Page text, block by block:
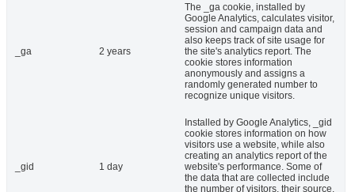
_ga 2 years
The _ga cookie, installed by
Google Analytics, calculates visitor,
session and campaign data and
also keeps track of site usage for
the site's analytics report. The
cookie stores information
anonymously and assigns a
randomly generated number to
recognize unique visitors.
_gid 1 day
Installed by Google Analytics, _gid
cookie stores information on how
visitors use a website, while also
creating an analytics report of the
website's performance. Some of
the data that are collected include
the number of visitors, their source,